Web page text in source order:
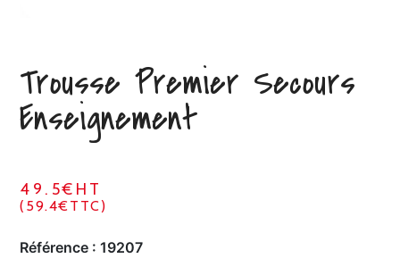
Trousse Premier Secours
Enseignement
49.5€HT
(59.4€TTC)
Référence :19207